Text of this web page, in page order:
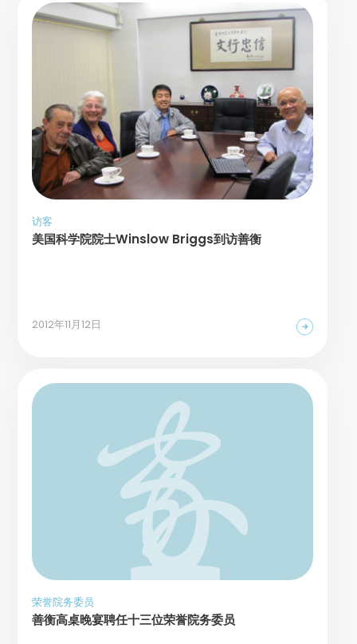
访客
美国科学院院士Winslow Briggs到访善衡
2012年11月12日
荣誉院务委员
善衡高桌晚宴聘任十三位荣誉院务委员